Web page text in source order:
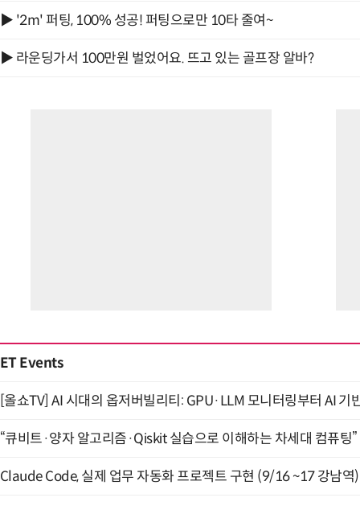
▶ '2m' 퍼팅, 100% 성공! 퍼팅으로만 10타 줄여~
▶ 라운딩가서 100만원 벌었어요. 뜨고 있는 골프장 알바?
ET Events
[올쇼TV] AI 시대의 옵저버빌리티: GPU·LLM 모니터링부터 AI
“큐비트·양자 알고리즘·Qiskit 실습으로 이해하는 차세대 컴퓨팅
Claude Code, 실제 업무 자동화 프로젝트 구현 (9/16 ~17 강남역)